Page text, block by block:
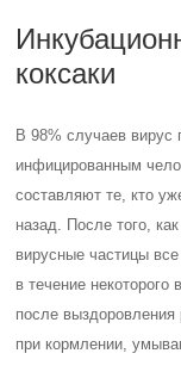
коксаки
В 98% случаев вирус
инфицированным
составляют те, кто
назад. После того,
вирусные частицы
в течение
после
при кормлении,